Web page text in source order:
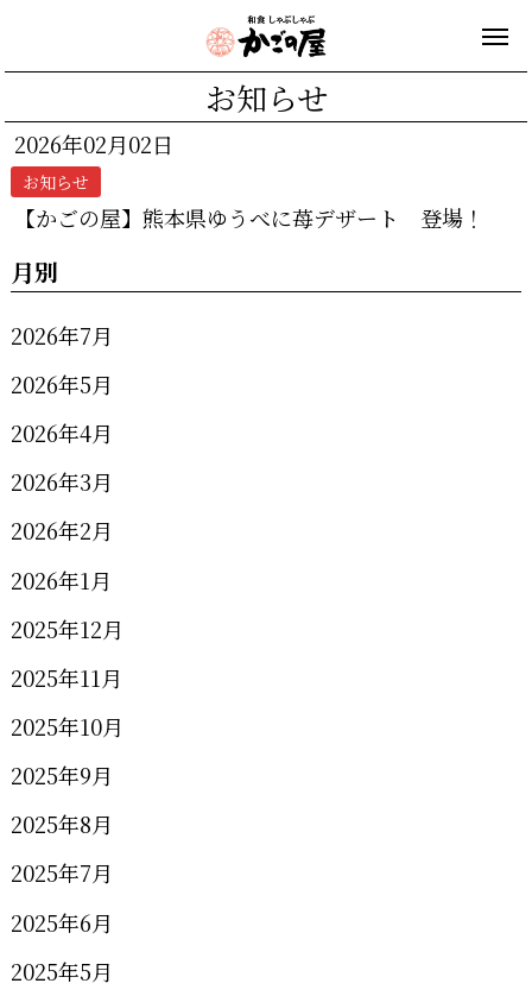
お知らせ
2026年02月02日
お知らせ
【かごの屋】熊本県ゆうべに苺デザート 登場！
月別
2026年7月
2026年5月
2026年4月
2026年3月
2026年2月
2026年1月
2025年12月
2025年11月
2025年10月
2025年9月
2025年8月
2025年7月
2025年6月
2025年5月